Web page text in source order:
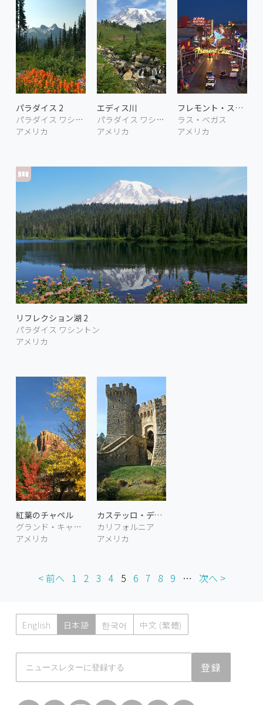
パラダイス 2
パラダイス ワシントン
アメリカ
リフレクション湖 2
パラダイス ワシントン
アメリカ
エディス川
パラダイス ワシントン
アメリカ
フレモント・ストリート
ラス・ベガス
アメリカ
紅葉のチャペル
グランド・キャニオン アリゾナ
アメリカ
カステッロ・ディ・アモローサ
カリフォルニア
アメリカ
< 前へ 1 2 3 4 5 6 7 8 9 … 次へ >
English 日本語 한국어 中文 (繁體)
登録